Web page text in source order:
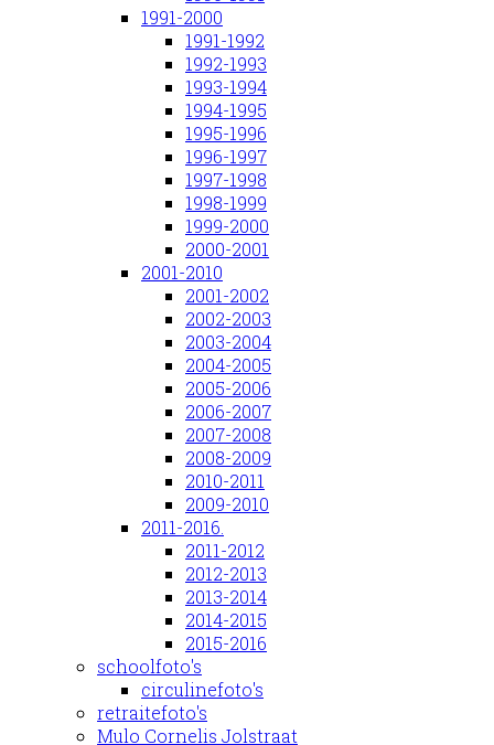
1991-2000
1991-1992
1992-1993
1993-1994
1994-1995
1995-1996
1996-1997
1997-1998
1998-1999
1999-2000
2000-2001
2001-2010
2001-2002
2002-2003
2003-2004
2004-2005
2005-2006
2006-2007
2007-2008
2008-2009
2010-2011
2009-2010
2011-2016.
2011-2012
2012-2013
2013-2014
2014-2015
2015-2016
schoolfoto's
circulinefoto's
retraitefoto's
Mulo Cornelis Jolstraat